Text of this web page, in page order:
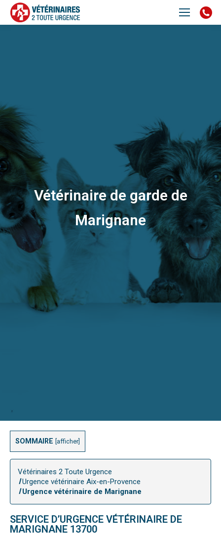
SOMMAIRE afficher
Vétérinaire de garde de
Marignane
Vétérinaires 2 Toute Urgence
Urgence vétérinaire Aix-en-Provence
Urgence vétérinaire de Marignane
SERVICE D’URGENCE VÉTÉRINAIRE DE
MARIGNANE 13700